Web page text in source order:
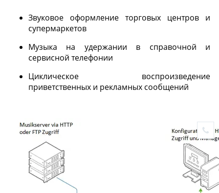
Звуковое оформление торговых центров и
супермаркетов
Музыка на удержании в справочной и
сервисной телефонии
Циклическое воспроизведение
приветственных и рекламных сообщений